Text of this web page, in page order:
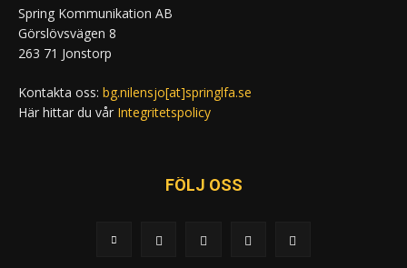
Spring Kommunikation AB
Görslövsvägen 8
263 71 Jonstorp
Kontakta oss: bg.nilensjo[at]springlfa.se
Här hittar du vår Integritetspolicy
FÖLJ OSS